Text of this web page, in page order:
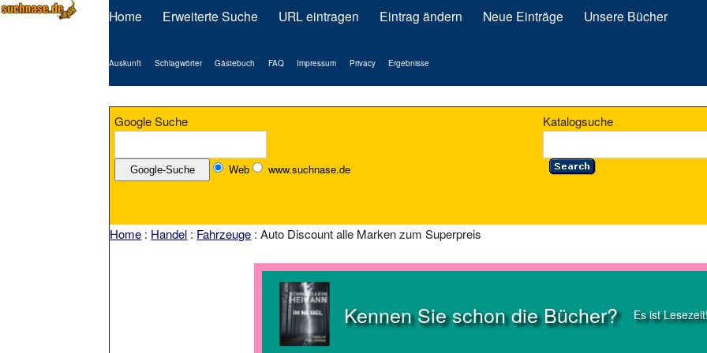
Home Erweiterte Suche URL eintragen Eintrag ändern Neue Einträge Unsere Bücher
Auskunft Schlagwörter Gästebuch FAQ Impressum Privacy Ergebnisse
Google Suche
Web www.suchnase.de
Katalogsuche
Home : Handel : Fahrzeuge : Auto Discount alle Marken zum Superpreis
Kennen Sie schon die Bücher? Es ist